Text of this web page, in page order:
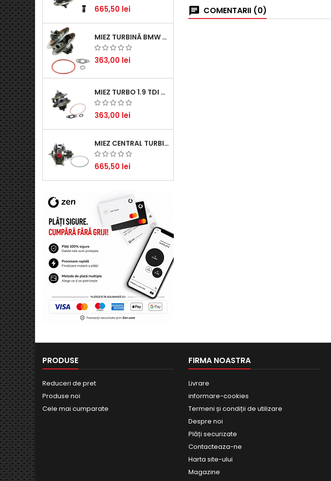
665,50 lei
MIEZ TURBINĂ BMW SERIA 1 (E81, E87) 120 D - CREȘTEȚI PERFORMANȚA ȘI RĂSPUNSUL MOTORULUI
363,00 lei
MIEZ TURBO 1.9 TDI - PERFORMANȚĂ FIABILĂ PENTRU AUDI, SEAT, SKODA ȘI VW
363,00 lei
MIEZ CENTRAL TURBINĂ SUZUKI GRAND ESCUDO II 1.9 DDIS TRACȚIUNE INTEGRALĂ - MOTORIZARE 1.9L, 95 KW (129 CP)
665,50 lei
COMENTARII (0)
PRODUSE
Reduceri de pret
Produse noi
Cele mai cumparate
FIRMA NOASTRA
Livrare
informare-cookies
Termeni și condiții de utilizare
Despre noi
Plăți securizate
Contacteaza-ne
Harta site-ului
Magazine